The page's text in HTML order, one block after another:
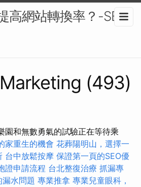
高網站轉換率？-SEO
(493)
園和無數勇氣的試驗正在等待乘
家重生的機會 花葬陽明山，選擇一
台中放鬆按摩 保證第一頁的SEO優
證申請流程 台北整復治療 抓漏專
水問題 專業推拿 專業兒童眼科，